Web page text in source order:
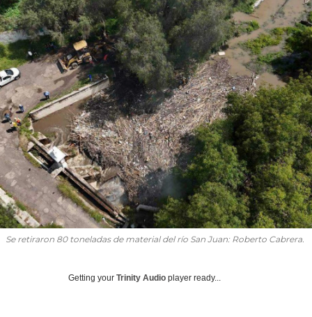
Se retiraron 80 toneladas de material del río San Juan: Roberto Cabrera.
Getting your Trinity Audio player ready...